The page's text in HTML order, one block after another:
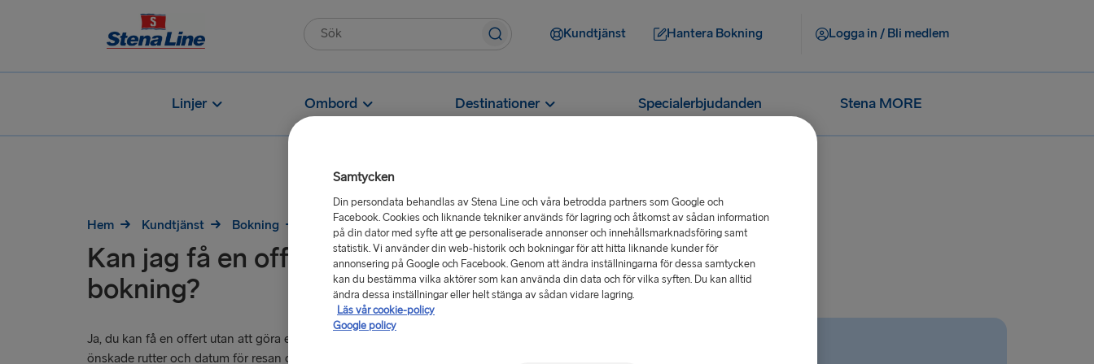
Kundtjänst Hantera Bokning Logga in / Bli medlem
Linjer Ombord Destinationer Specialerbjudanden Stena MORE
Hem Kundtjänst Bokning Kan jag få en offert utan att göra en bokning?
Kan jag få en offert utan att göra en
bokning?
Ja, du kan få en offert utan att göra en bokning. Du behöver bara ange dina
önskade rutter och datum för resan och klicka på sökknappen. Du kommer att få
Samtycken
Din persondata behandlas av Stena Line och våra betrodda partners som Google och
Facebook. Cookies och liknande tekniker används för lagring och åtkomst av sådan information
på din dator med syfte att ge personaliserade annonser och innehållsmarknadsföring samt
statistik. Vi använder din web-historik och bokningar för att hitta liknande kunder för
annonsering på Google och Facebook. Genom att ändra inställningarna för dessa samtycken
kan du bestämma vilka aktörer som kan använda din data och för vilka syften. Du kan alltid
ändra dessa inställningar eller helt stänga av sådan vidare lagring.
Läs vår cookie-policy
Google policy